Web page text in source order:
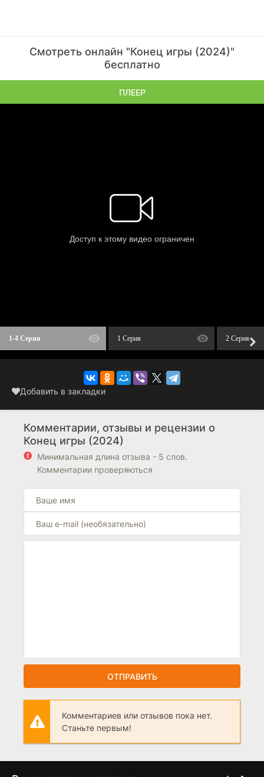
Смотреть онлайн "Конец игры (2024)"
бесплатно
ПЛЕЕР
1-4 Серия 1 Серия 2 Серия
Добавить в закладки
Комментарии, отзывы и рецензии о
Конец игры (2024)
Минимальная длина отзыва - 5 слов.
Комментарии проверяються
ОТПРАВИТЬ
Комментариев или отзывов пока нет.
Станьте первым!